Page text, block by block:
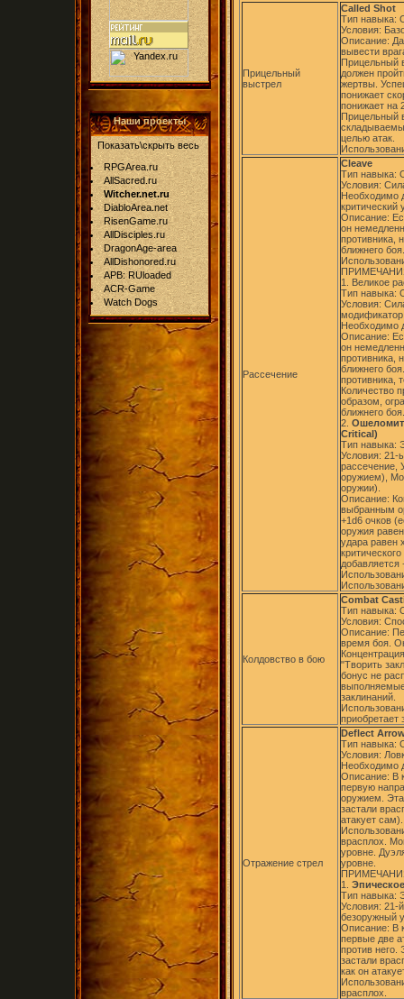
Наши проекты
Показать\скрыть весь
RPGArea.ru
AllSacred.ru
Witcher.net.ru
DiabloArea.net
RisenGame.ru
AllDisciples.ru
DragonAge-area
AllDishonored.ru
APB: RUloaded
ACR-Game
Watch Dogs
Прицельный
выстрел
Called Shot
Тип навыка:
Условия:
Описание:
вывести
Прицельный
должен
жертвы.
понижает
понижает на
Прицельный
целью атак.
Рассечение
Cleave
Тип навыка:
Условия:
Необходимо
критический
Описание:
он
противника,
ближнего боя.
1. Великое
Тип навыка:
Условия:
Необходимо
Описание:
он
противника,
ближнего
противника,
Количество
образом,
ближнего боя.
2.
Critical)
Тип навыка:
Условия: 21-
рассечение,
оружием),
оружии).
Описание:
выбранным
+1d6 очков
оружия
удара равен
добавляется
Колдовство в бою
Combat
Тип навыка:
Условия:
Описание:
время боя.
"Творить
бонус не
заклинаний.
приобретает
Отражение стрел
Deflect
Тип навыка:
Условия:
Необходимо
Описание: В
первую
оружием. Эта
застали
атакует сам).
врасплох.
уровне.
уровне.
1.
Тип навыка:
Условия: 21-
безоружный
Описание: В
первые две
против него.
застали
как он
врасплох.